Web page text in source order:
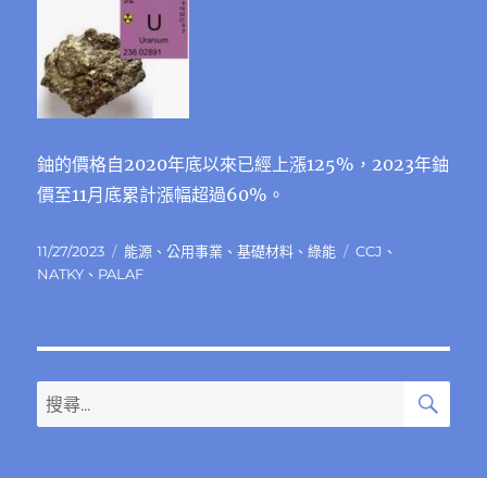
鈾的價格自2020年底以來已經上漲125%，2023年鈾
價至11月底累計漲幅超過60%。
發
佈
11/27/2023
分
類
能源 、公用事業 、基礎材料 、綠能
標
CCJ 、
NATKY 、 PALAF
搜
尋
搜